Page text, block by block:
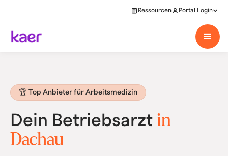
Ressourcen Portal Login
🏆 Top Anbieter für Arbeitsmedizin
Dein Betriebsarzt in
Dachau